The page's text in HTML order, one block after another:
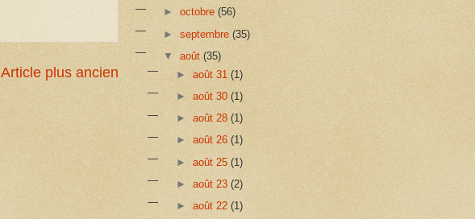
Article plus ancien
►octobre(56)
►septembre(35)
▼août(35)
► août 31 (1)
► août 30 (1)
► août 28 (1)
► août 26 (1)
► août 25 (1)
► août 23 (2)
► août 22 (1)